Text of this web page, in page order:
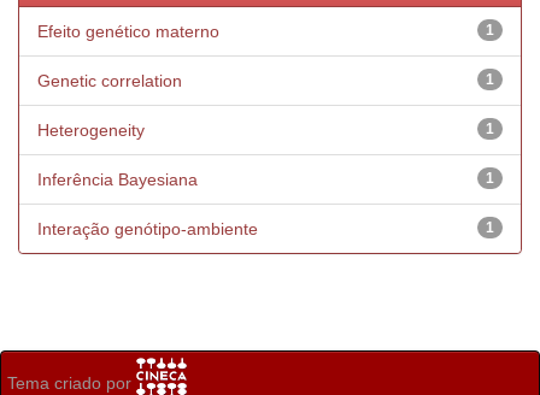
1
Efeito genético materno
1
Genetic correlation
1
Heterogeneity
1
Inferência Bayesiana
1
Interação genótipo-ambiente
Tema criado por